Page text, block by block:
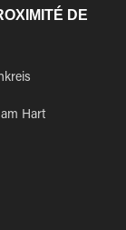
DE
Hart